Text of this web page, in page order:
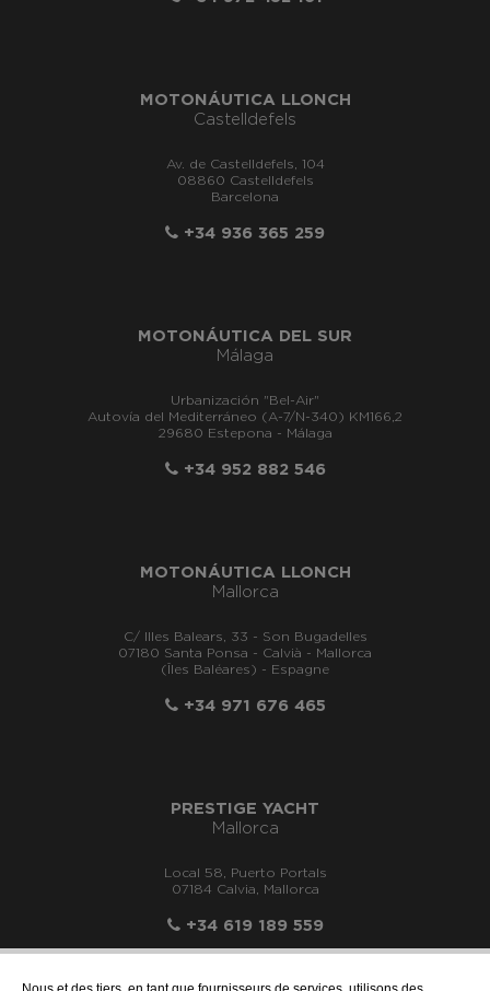
MOTONÁUTICA LLONCH
Castelldefels
Av. de Castelldefels, 104
08860 Castelldefels
Barcelona
+34 936 365 259
MOTONÁUTICA DEL SUR
Málaga
Urbanización "Bel-Air"
Autovía del Mediterráneo (A-7/N-340) KM166,2
29680 Estepona - Málaga
+34 952 882 546
MOTONÁUTICA LLONCH
Mallorca
C/ Illes Balears, 33 - Son Bugadelles
07180 Santa Ponsa - Calvià - Mallorca
(Îles Baléares) - Espagne
+34 971 676 465
PRESTIGE YACHT
Mallorca
Local 58, Puerto Portals
07184 Calvia, Mallorca
+34 619 189 559